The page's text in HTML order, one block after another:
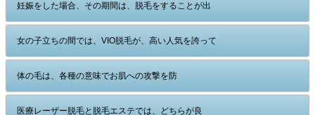
妊娠をした場合、その期間は、脱毛をすることが出
女の子立ちの間では、VIO脱毛が、高い人気を誇って
体の毛は、各種の意味でお肌への攻撃を防
医療レーザー脱毛と脱毛エステでは、どちらが良